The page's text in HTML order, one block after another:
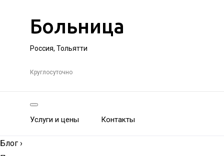
Больница
Россия, Тольятти
Круглосуточно
Услуги и цены Контакты
Блог ›